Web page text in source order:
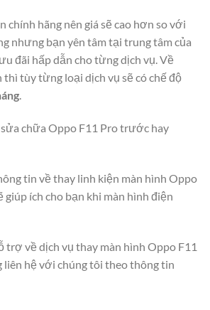
chính hãng nên giá sẽ cao hơn so với
nhưng bạn yên tâm tại trung tâm của
đãi hấp dẫn cho từng dịch vụ. Về
thì tùy từng loại dịch vụ sẽ có chế độ
.
sửa chữa Oppo F11 Pro trước hay
tin về thay linh kiện màn hình Oppo
giúp ích cho bạn khi màn hình điện
trợ về dịch vụ thay màn hình Oppo F11
liên hệ với chúng tôi theo thông tin